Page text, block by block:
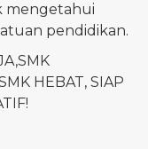
mengetahui
pendidikan.
HEBAT, SIAP